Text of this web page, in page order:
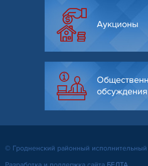
Аукционы
обсуждения
© Гродненский районный